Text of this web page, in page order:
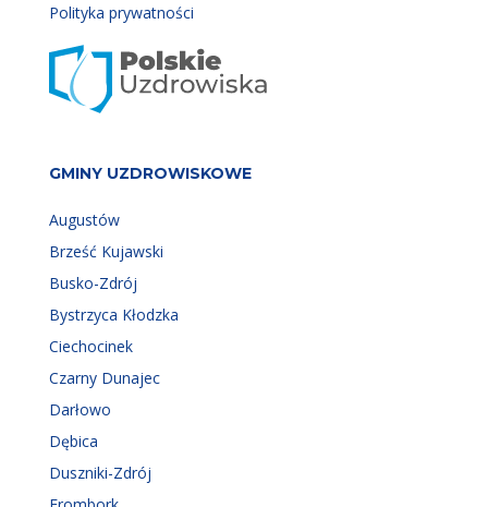
Polityka prywatności
GMINY UZDROWISKOWE
Augustów
Brześć Kujawski
Busko-Zdrój
Bystrzyca Kłodzka
Ciechocinek
Czarny Dunajec
Darłowo
Dębica
Duszniki-Zdrój